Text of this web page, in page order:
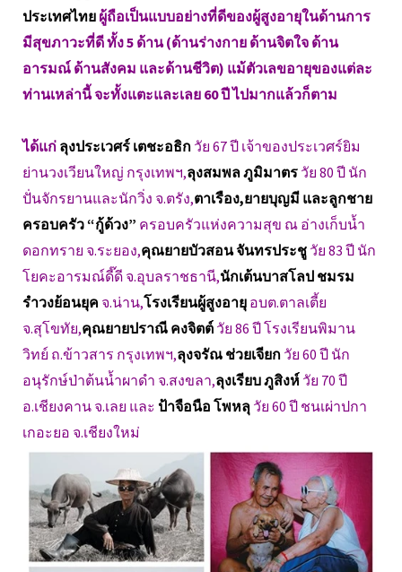
ประเทศไทย ผู้ถือเป็นแบบอย่างที่ดีของผู้สูงอายุในด้านการ
มีสุขภาวะที่ดี ทั้ง 5 ด้าน (ด้านร่างกาย ด้านจิตใจ ด้าน
อารมณ์ ด้านสังคม และด้านชีวิต) แม้ตัวเลขอายุของแต่ละ
ท่านเหล่านี้ จะทั้งแตะและเลย 60 ปี ไปมากแล้วก็ตาม
ได้แก่ ลุงประเวศร์ เตชะอธิก วัย 67 ปี เจ้าของประเวศร์ยิม
ย่านวงเวียนใหญ่ กรุงเทพฯ,ลุงสมพล ภูมิมาตร วัย 80 ปี นัก
ปั่นจักรยานและนักวิ่ง จ.ตรัง,ตาเรือง,ยายบุญมี และลูกชาย
ครอบครัว “กู้ด้วง” ครอบครัวแห่งความสุข ณ อ่างเก็บน้ำ
ดอกทราย จ.ระยอง,คุณยายบัวสอน จันทรประชู วัย 83 ปี นัก
โยคะอารมณ์ดี๊ดี จ.อุบลราชธานี,นักเต้นบาสโลป ชมรม
รำวงย้อนยุค จ.น่าน,โรงเรียนผู้สูงอายุ อบต.ตาลเตี้ย
จ.สุโขทัย,คุณยายปราณี คงจิตต์ วัย 86 ปี โรงเรียนพิมาน
วิทย์ ถ.ข้าวสาร กรุงเทพฯ,ลุงจรัณ ช่วยเจียก วัย 60 ปี นัก
อนุรักษ์ป่าต้นน้ำผาดำ จ.สงขลา,ลุงเรียบ ภูสิงห์ วัย 70 ปี
อ.เชียงคาน จ.เลย และ ป้าจือนือ โพหลุ วัย 60 ปี ชนเผ่าปกา
เกอะยอ จ.เชียงใหม่